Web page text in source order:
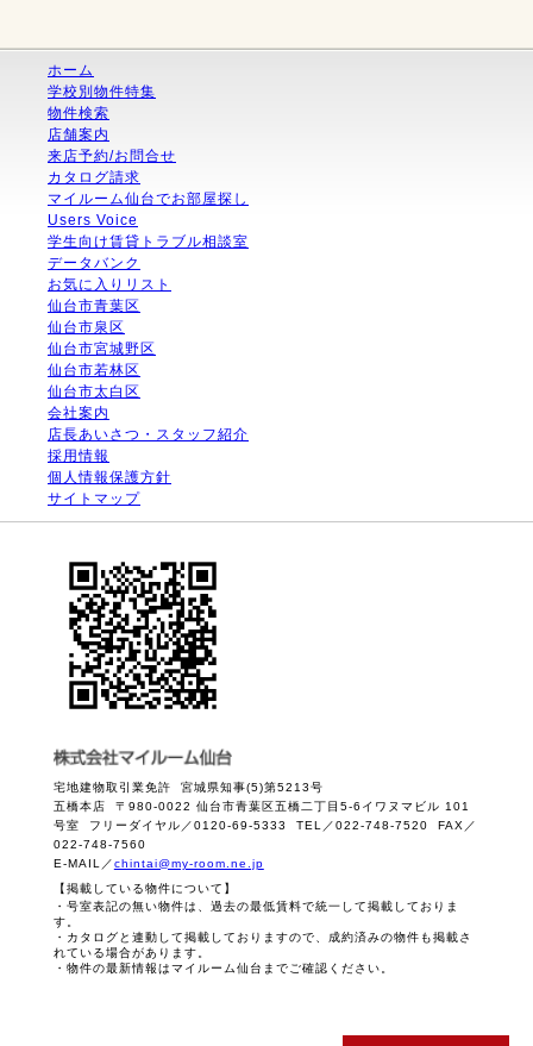
ホーム
学校別物件特集
物件検索
店舗案内
来店予約/お問合せ
カタログ請求
マイルーム仙台でお部屋探し
Users Voice
学生向け賃貸トラブル相談室
データバンク
お気に入りリスト
仙台市青葉区
仙台市泉区
仙台市宮城野区
仙台市若林区
仙台市太白区
会社案内
店長あいさつ・スタッフ紹介
採用情報
個人情報保護方針
サイトマップ
宅地建物取引業免許 宮城県知事(5)第5213号
五橋本店 〒980-0022 仙台市青葉区五橋二丁目5-6イワヌマビル 101
号室 フリーダイヤル／0120-69-5333 TEL／022-748-7520 FAX／
022-748-7560
E-MAIL／chintai@my-room.ne.jp
【掲載している物件について】
・号室表記の無い物件は、過去の最低賃料で統一して掲載しておりま
す。
・カタログと連動して掲載しておりますので、成約済みの物件も掲載さ
れている場合があります。
・物件の最新情報はマイルーム仙台までご確認ください。